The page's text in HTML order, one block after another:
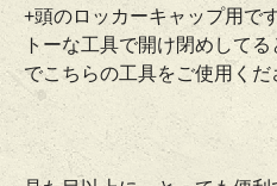
+頭のロッカーキャップ用で
トーな工具で開け閉めして
でこちらの工具をご使用くだ